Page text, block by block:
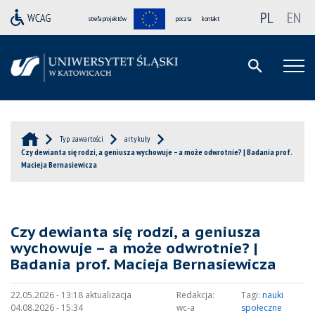
strefa projektów poczta kontakt PL EN
Typ zawartości
artykuły
Czy dewianta się rodzi, a geniusza wychowuje – a może odwrotnie? | Badania prof.
Macieja Bernasiewicza
Czy dewianta się rodzi, a geniusza
wychowuje – a może odwrotnie? |
Badania prof. Macieja Bernasiewicza
22.05.2026 - 13:18 aktualizacja
04.08.2026 - 15:34
Redakcja:
wc-a
Tagi: nauki
społeczne